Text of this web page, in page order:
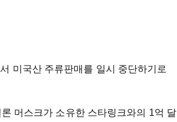
미국산 주류판매를 일시 중단하기로
머스크가 소유한 스타링크와의 1억 달